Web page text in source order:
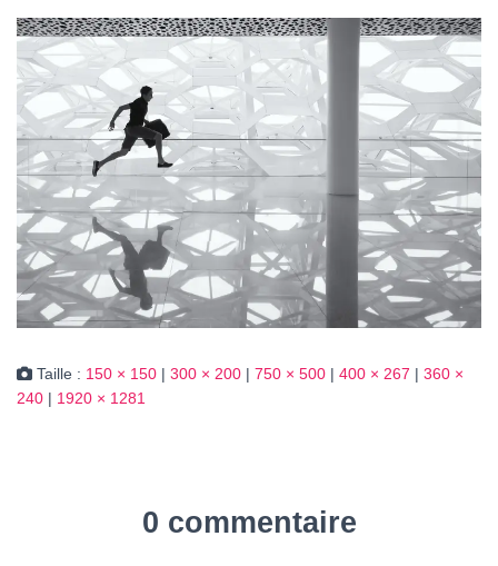
Taille : 150 × 150 | 300 × 200 | 750 × 500 | 400 × 267 | 360 ×
240 | 1920 × 1281
0 commentaire